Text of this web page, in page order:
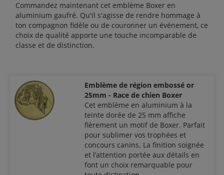
Commandez maintenant cet emblème Boxer en
aluminium gaufré. Qu'il s'agisse de rendre hommage à
ton compagnon fidèle ou de couronner un événement, ce
choix de qualité apporte une touche incomparable de
classe et de distinction.
Emblème de région embossé or
25mm - Race de chien Boxer
Cet emblème en aluminium à la
teinte dorée de 25 mm affiche
fièrement un motif de Boxer. Parfait
pour sublimer vos trophées et
concours canins. La finition soignée
et l’attention portée aux détails en
font un choix remarquable pour